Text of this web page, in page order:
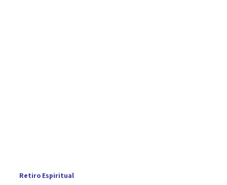
Retiro Espiritual